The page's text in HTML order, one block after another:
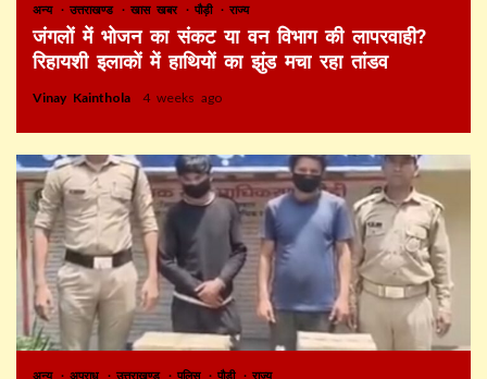
अन्य उत्तराखण्ड खास खबर पौड़ी राज्य
जंगलों में भोजन का संकट या वन विभाग की लापरवाही?
रिहायशी इलाकों में हाथियों का झुंड मचा रहा तांडव
Vinay Kainthola 4 weeks ago
अन्य अपराध उत्तराखण्ड पुलिस पौड़ी राज्य